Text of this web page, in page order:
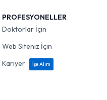
PROFESYONELLER
Doktorlar İçin
Web Siteniz İçin
Kariyer
İşe Alım